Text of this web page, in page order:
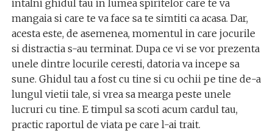
intalni ghidul tau in lumea spiritelor care te va
mangaia si care te va face sa te simtiti ca acasa. Dar,
acesta este, de asemenea, momentul in care jocurile
si distractia s-au terminat. Dupa ce vi se vor prezenta
unele dintre locurile ceresti, datoria va incepe sa
sune. Ghidul tau a fost cu tine si cu ochii pe tine de-a
lungul vietii tale, si vrea sa mearga peste unele
lucruri cu tine. E timpul sa scoti acum cardul tau,
practic raportul de viata pe care l-ai trait.